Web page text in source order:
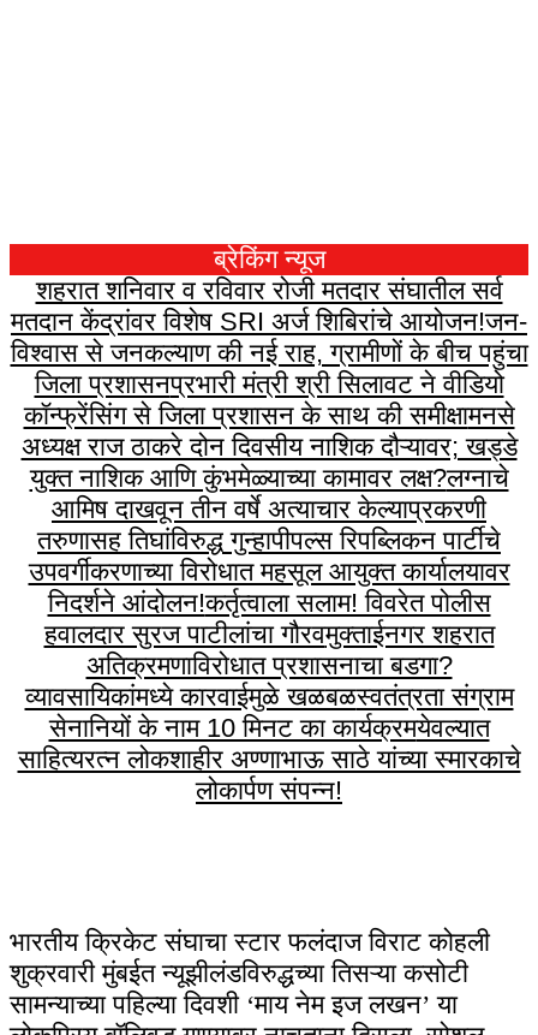
ब्रेकिंग न्यूज
शहरात शनिवार व रविवार रोजी मतदार संघातील सर्व
मतदान केंद्रांवर विशेष SRI अर्ज शिबिरांचे आयोजन!जन-
विश्वास से जनकल्याण की नई राह, ग्रामीणों के बीच पहुंचा
जिला प्रशासनप्रभारी मंत्री श्री सिलावट ने वीडियो
कॉन्फ्रेंसिंग से जिला प्रशासन के साथ की समीक्षामनसे
अध्यक्ष राज ठाकरे दोन दिवसीय नाशिक दौऱ्यावर; खड्डे
युक्त नाशिक आणि कुंभमेळ्याच्या कामावर लक्ष?लग्नाचे
आमिष दाखवून तीन वर्षे अत्याचार केल्याप्रकरणी
तरुणासह तिघांविरुद्ध गुन्हापीपल्स रिपब्लिकन पार्टीचे
उपवर्गीकरणाच्या विरोधात महसूल आयुक्त कार्यालयावर
निदर्शने आंदोलन!कर्तृत्वाला सलाम! विवरेत पोलीस
हवालदार सुरज पाटीलांचा गौरवमुक्ताईनगर शहरात
अतिक्रमणाविरोधात प्रशासनाचा बडगा?
व्यावसायिकांमध्ये कारवाईमुळे खळबळस्वतंत्रता संग्राम
सेनानियों के नाम 10 मिनट का कार्यक्रमयेवल्यात
साहित्यरत्न लोकशाहीर अण्णाभाऊ साठे यांच्या स्मारकाचे
लोकार्पण संपन्न!
भारतीय क्रिकेट संघाचा स्टार फलंदाज विराट कोहली
शुक्रवारी मुंबईत न्यूझीलंडविरुद्धच्या तिसऱ्या कसोटी
सामन्याच्या पहिल्या दिवशी ‘माय नेम इज लखन’ या